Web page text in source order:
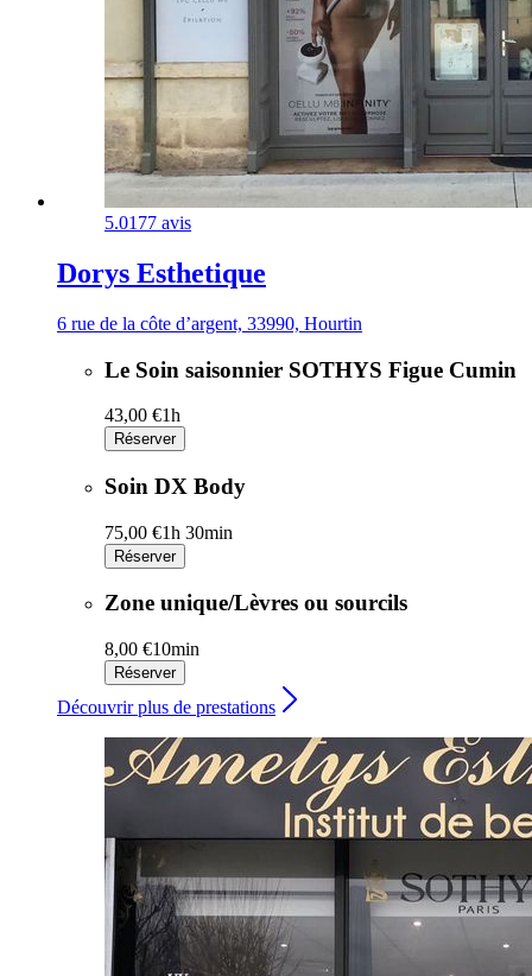
5.0177 avis
Dorys Esthetique
6 rue de la côte d’argent, 33990, Hourtin
Le Soin saisonnier SOTHYS Figue Cumin
43,00 €1h
Réserver
Soin DX Body
75,00 €1h 30min
Réserver
Zone unique/Lèvres ou sourcils
8,00 €10min
Réserver
Découvrir plus de prestations